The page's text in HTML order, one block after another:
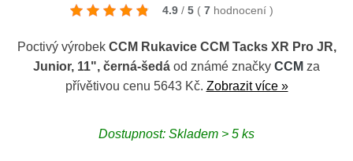
4.9 / 5 ( 7 hodnocení )
Poctivý výrobek CCM Rukavice CCM Tacks XR Pro JR,
Junior, 11", černá-šedá od známé značky CCM za
přívětivou cenu 5643 Kč. Zobrazit více »
Dostupnost: Skladem > 5 ks